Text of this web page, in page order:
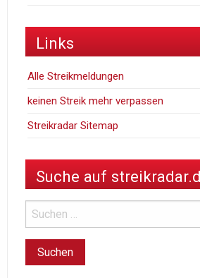
Links
Alle Streikmeldungen
keinen Streik mehr verpassen
Streikradar Sitemap
Suche auf